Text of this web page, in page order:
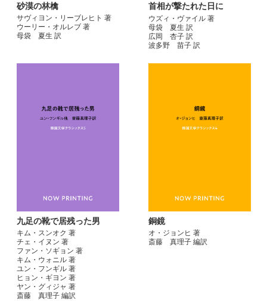
砂漠の林檎
サヴィヨン・リーブレヒト 著
ウーリー・オルレブ 著
母袋 夏生 訳
首相が撃たれた日に
ウズィ・ヴァイル 著
母袋 夏生 訳
広岡 杏子 訳
波多野 苗子 訳
九足の靴で居残った男
キム・スンオク 著
チェ・イヌン 著
ファン・ソギョン 著
キム・ウォニル 著
ユン・フンギル 著
ヒョン・ギヨン 著
ヤン・グィジャ 著
斎藤 真理子 編訳
銅鏡
オ・ジョンヒ 著
斎藤 真理子 編訳